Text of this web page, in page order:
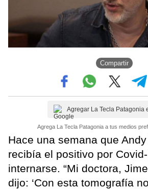
Compartir
Agregar La Tecla Patagonia
Agrega La Tecla Patagonia a tus medios
Hace una semana que
recibía el positivo por
internarse. “Mi doctora,
dijo: ‘Con esta tomografía